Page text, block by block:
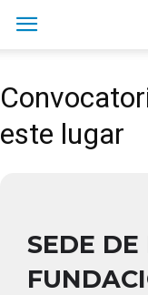
este lugar
SEDE DE